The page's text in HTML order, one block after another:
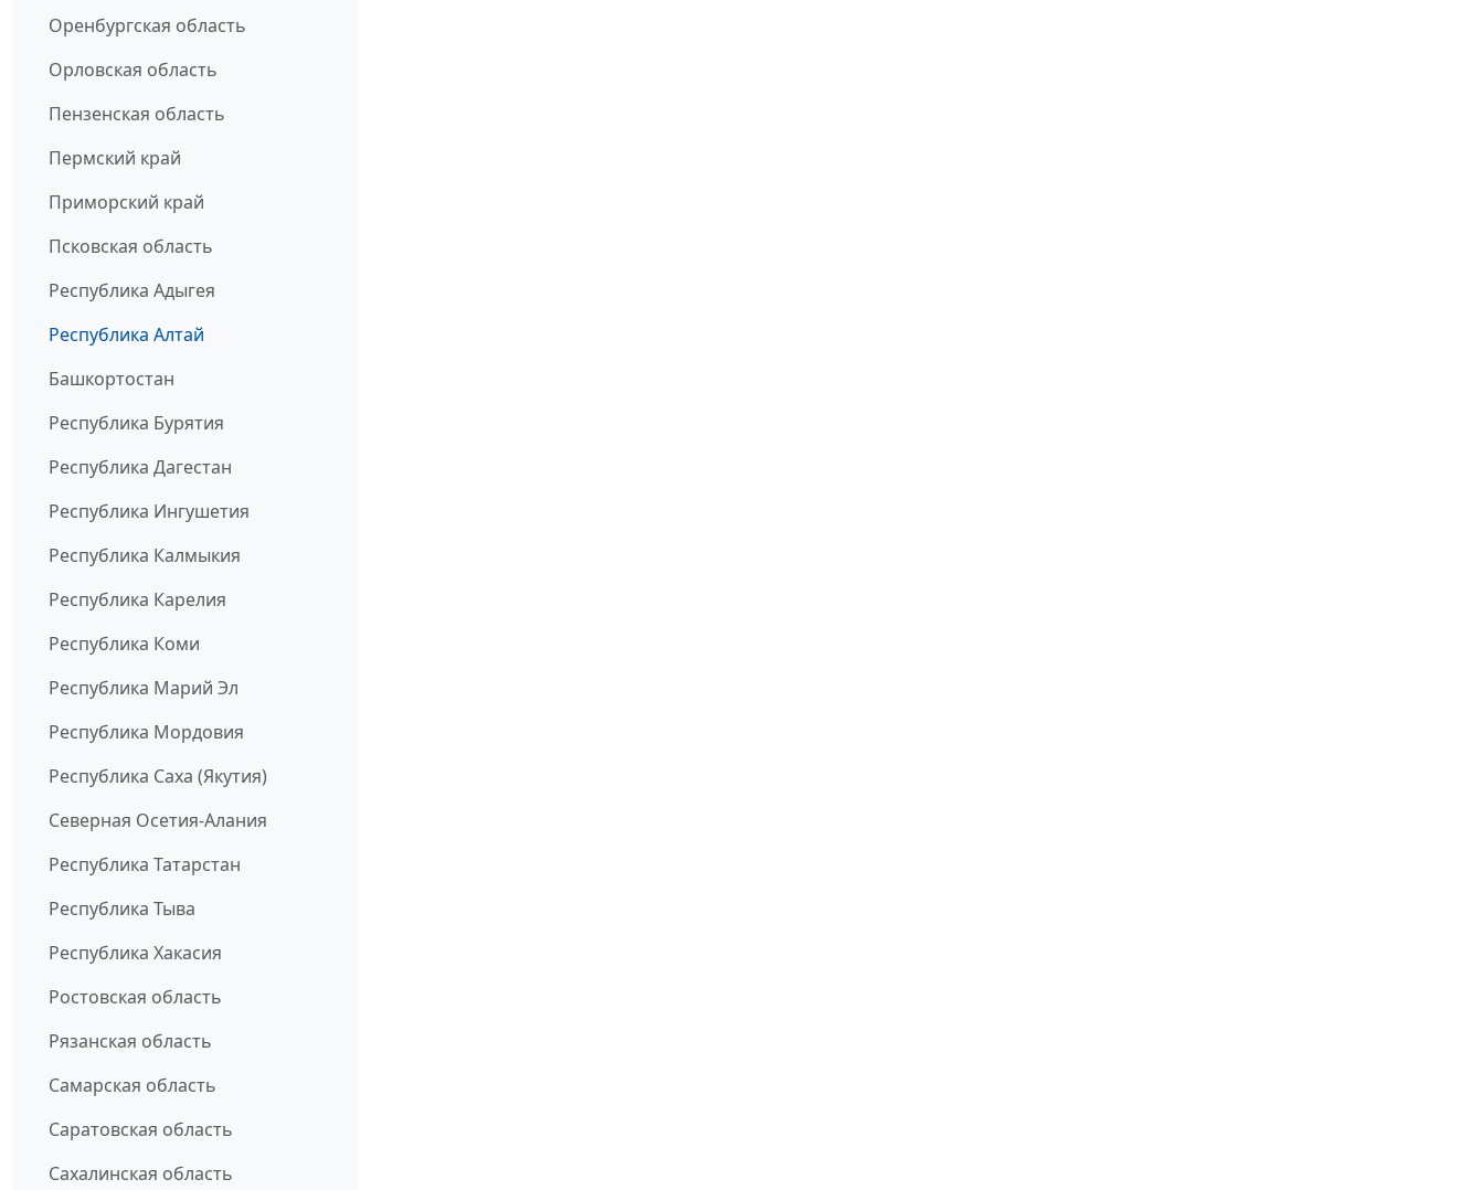
Оренбургская область
Орловская область
Пензенская область
Пермский край
Приморский край
Псковская область
Республика Адыгея
Республика Алтай
Башкортостан
Республика Бурятия
Республика Дагестан
Республика Ингушетия
Республика Калмыкия
Республика Карелия
Республика Коми
Республика Марий Эл
Республика Мордовия
Республика Саха (Якутия)
Северная Осетия-Алания
Республика Татарстан
Республика Тыва
Республика Хакасия
Ростовская область
Рязанская область
Самарская область
Саратовская область
Сахалинская область